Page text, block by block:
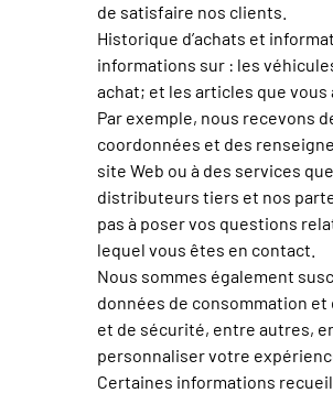
de satisfaire nos clients.
Historique d’achats et
informations sur : les
achat; et les articles que
Par exemple, nous recevons
coordonnées et des
site Web ou à des services
distributeurs tiers et nos
pas à poser vos questions
lequel vous êtes en contact.
Nous sommes également
données de consommation
et de sécurité, entre autres,
personnaliser votre
Certaines informations